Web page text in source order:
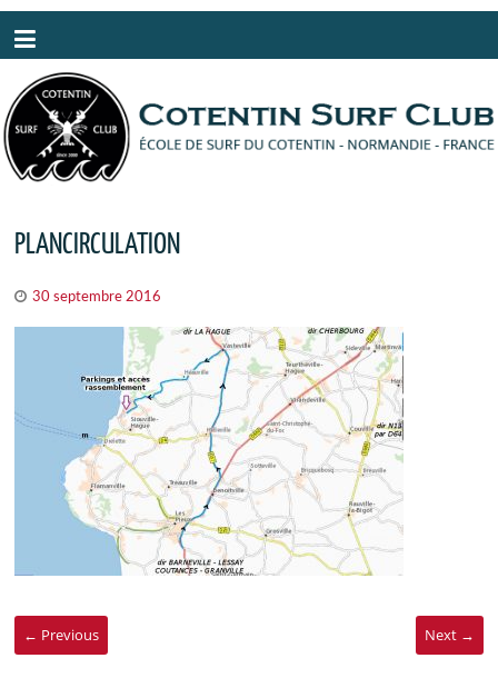
PLANCIRCULATION
30 septembre 2016
← Previous Next →
Panneau de gestion des cookies